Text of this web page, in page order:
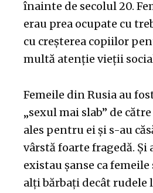
înainte de secolul 20.
erau prea ocupate cu
cu creșterea copiilor
multă atenție vieții
Femeile din Rusia au
„sexul mai slab” de
ales pentru ei și s-au
vârstă foarte fragedă. Și
existau șanse ca
alți bărbați decât rudele